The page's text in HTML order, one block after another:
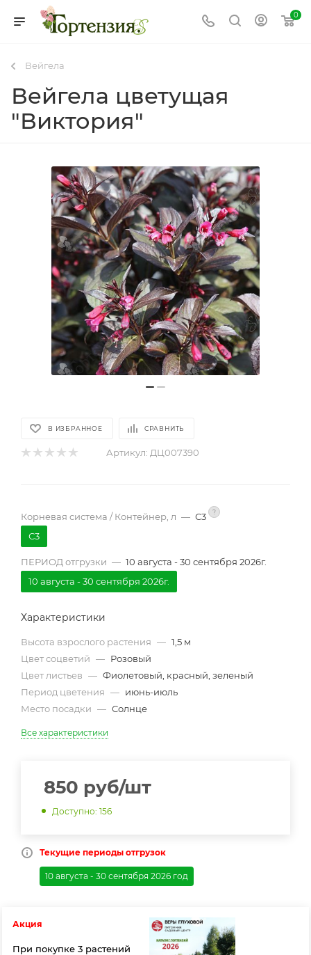
0
Вейгела
Вейгела цветущая
"Виктория"
В ИЗБРАННОЕ СРАВНИТЬ
Артикул: ДЦ007390
Корневая система / Контейнер, л — С3 ?
С3
ПЕРИОД отгрузки — 10 августа - 30 сентября 2026г.
10 августа - 30 сентября 2026г.
Характеристики
Высота взрослого растения — 1,5 м
Цвет соцветий — Розовый
Цвет листьев — Фиолетовый, красный, зеленый
Период цветения — июнь-июль
Место посадки — Солнце
Все характеристики
850 руб/шт
Доступно: 156
Текущие периоды отгрузок
10 августа - 30 сентября 2026 год
Акция
При покупке 3 растений